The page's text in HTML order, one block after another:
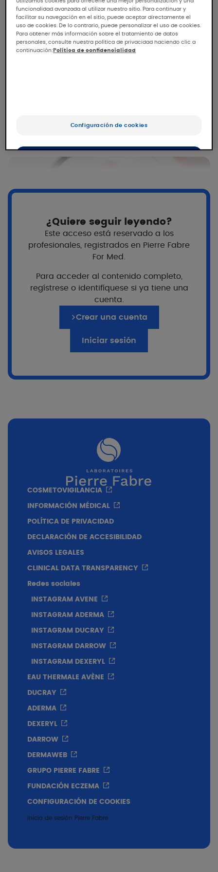
principio activo postbiótico multicompetente.
Basado en la experiencia del agua termal de
Avène, combina la eficacia probada de I-
Modulia conDextrabiome , un activo de
microbiano de la piel atópica.
Derivado del agua termal de Avène, I-
Modulia es un activo biotecnológico
patentado, fruto de más de 12 años de
microorganismo único presente en las aguas
profundas y puras del sitio de Avène, actúa
en el corazón de los mecanismos biológicos
competente, I-Modulia actúa directamente
sobre el picor y la inflamación para
proporcionar un alivio duradero a las pieles
¿Quiere seguir leyendo?
Este acceso está reservado a los
profesionales, registrados en Pierre Fabre
For Med.
Para acceder al contenido completo,
regístrese o identifíquese si ya tiene una
cuenta.
Crear una cuenta
Iniciar sesión
COSMETOVIGILANCIA
INFORMACIÓN MÉDICAL
POLÍTICA DE PRIVACIDAD
DECLARACIÓN DE ACCESIBILIDAD
AVISOS LEGALES
CLINICAL DATA TRANSPARENCY
Redes sociales
INSTAGRAM AVENE
INSTAGRAM ADERMA
INSTAGRAM DUCRAY
INSTAGRAM DARROW
INSTAGRAM DEXERYL
EAU THERMALE AVÈNE
DUCRAY
ADERMA
DEXERYL
DARROW
DERMAWEB
GRUPO PIERRE FABRE
FUNDACIÓN ECZEMA
CONFIGURACIÓN DE COOKIES
Inicio de sesión Pierre Fabre
funcionalidad avanzada al utilizar nuestro sitio. Para continuar y
facilitar su navegación en el sitio, puede aceptar directamente el
uso de cookies. De lo contrario, puede personalizar el uso de cookies.
Para obtener más información sobre el tratamiento de datos
personales, consulte nuestra política de privacidad haciendo clic a
continuación: Política de confidencialidad
Configuración de cookies